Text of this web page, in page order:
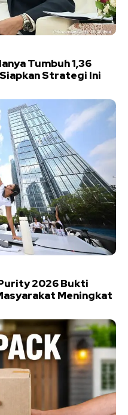
Tumbuh 1,36
Strategi Ini
2026 Bukti
Meningkat